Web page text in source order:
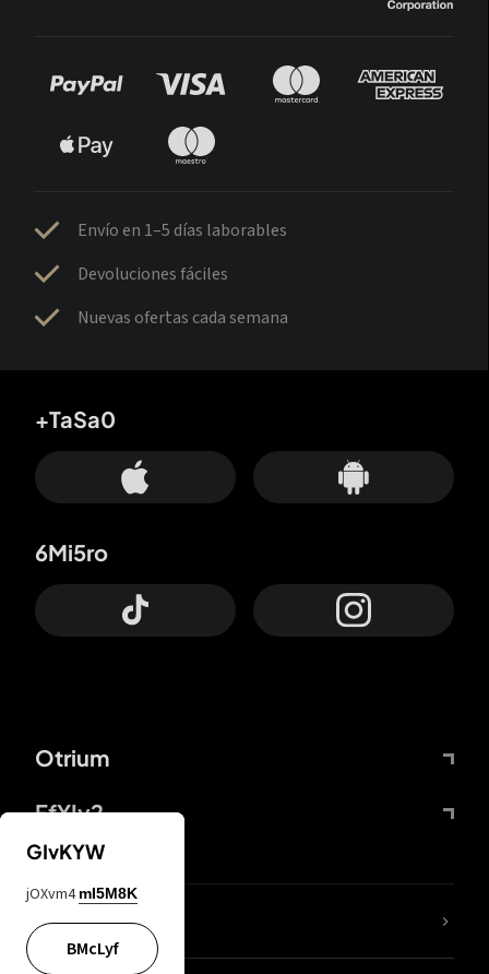
Envío en 1–5 días laborables
Devoluciones fáciles
Nuevas ofertas cada semana
Otrium
FfYIy2
+TaSa0
6Mi5ro
65A04M
GIvKYW
jOXvm4 mI5M8K
BMcLyf